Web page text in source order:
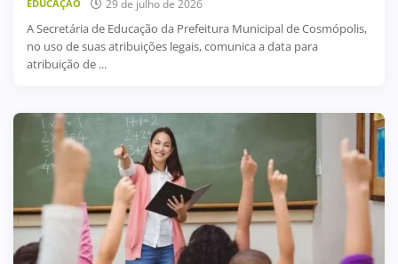
EDUCAÇÃO 29 de julho de 2026
A Secretária de Educação da Prefeitura Municipal de Cosmópolis,
no uso de suas atribuições legais, comunica a data para
atribuição de ...